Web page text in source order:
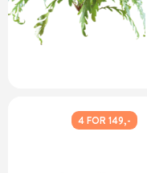
4 FOR 149,-